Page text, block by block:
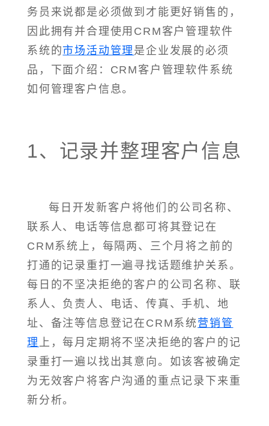
务员来说都是必须做到才能更好销售的，
因此拥有并合理使用CRM客户管理软件
系统的市场活动管理是企业发展的必须
品，下面介绍：CRM客户管理软件系统
如何管理客户信息。
1、记录并整理客户信息
每日开发新客户将他们的公司名称、
联系人、电话等信息都可将其登记在
CRM系统上，每隔两、三个月将之前的
打通的记录重打一遍寻找话题维护关系。
每日的不坚决拒绝的客户的公司名称、联
系人、负责人、电话、传真、手机、地
址、备注等信息登记在CRM系统营销管
理上，每月定期将不坚决拒绝的客户的记
录重打一遍以找出其意向。如该客被确定
为无效客户将客户沟通的重点记录下来重
新分析。